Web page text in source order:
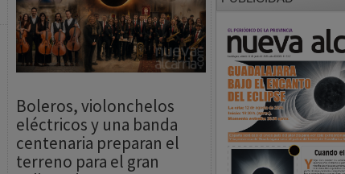
Boleros, violonchelos
eléctricos y una banda
terreno para el gran
eclipse de agosto en
Guadalajara
06/08/2026 Redacción